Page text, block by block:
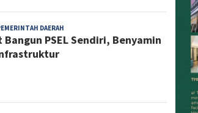
DAERAH
Noviyanti
PSEL Sendiri, Benyamin